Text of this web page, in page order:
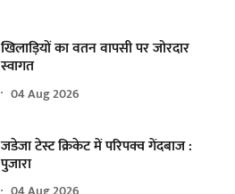
खिलाड़ियों का वतन वापसी पर जोरदार
स्वागत
04 Aug 2026
जडेजा टेस्ट क्रिकेट में परिपक्व गेंदबाज :
पुजारा